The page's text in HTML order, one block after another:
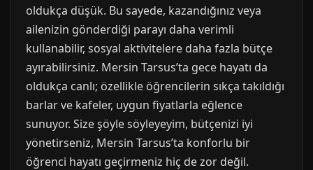
oldukça düşük. Bu sayede, kazandığınız veya
ailenizin gönderdiği parayı daha verimli
kullanabilir, sosyal aktivitelere daha fazla bütçe
ayırabilirsiniz. Mersin Tarsus’ta gece hayatı da
oldukça canlı; özellikle öğrencilerin sıkça takıldığı
barlar ve kafeler, uygun fiyatlarla eğlence
sunuyor. Size şöyle söyleyeyim, bütçenizi iyi
yönetirseniz, Mersin Tarsus’ta konforlu bir
öğrenci hayatı geçirmeniz hiç de zor değil.